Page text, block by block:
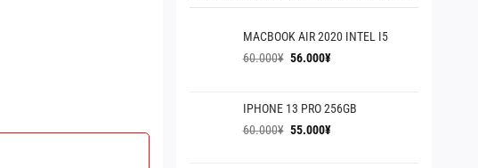
MACBOOK AIR 2020 INTEL I5
60.000¥ Giá
60.000¥.
56.000¥Giá
là:
56.000¥.
IPHONE 13 PRO 256GB
60.000¥ Giá
55.000¥Giá